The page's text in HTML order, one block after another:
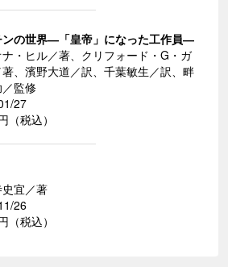
ンの世界―「皇帝」になった工作員―
・ヒル／著、クリフォード・G・ガ
、濱野大道／訳、千葉敏生／訳、畔
監修
27
（税込）
宜／著
26
（税込）